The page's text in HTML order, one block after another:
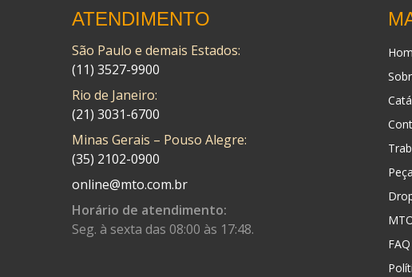
CISER
CMP (10)
COMETA
CONTROL FLEX (92)
CPL IMPORT
DANIDREA (160)
ATENDIMENTO
São Paulo e demais Estados:
(11) 3527-9900
Rio de Janeiro:
(21) 3031-6700
Minas Gerais – Pouso Alegre:
(35) 2102-0900
online@mto.com.br
Horário de atendimento:
Seg. à sexta das 08:00 às 17:48.
FAQ